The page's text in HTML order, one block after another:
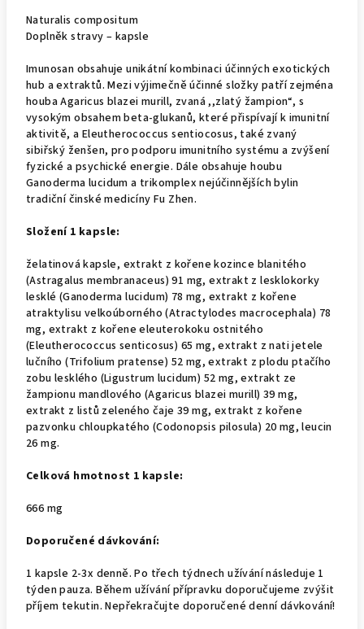
Naturalis compositum
Doplněk stravy – kapsle
Imunosan obsahuje unikátní kombinaci účinných exotických
hub a extraktů. Mezi výjimečně účinné složky patří zejména
houba Agaricus blazei murill, zvaná ,,zlatý žampion“, s
vysokým obsahem beta-glukanů, které přispívají k imunitní
aktivitě, a Eleutherococcus sentiocosus, také zvaný
sibiřský ženšen, pro podporu imunitního systému a zvýšení
fyzické a psychické energie. Dále obsahuje houbu
Ganoderma lucidum a trikomplex nejúčinnějších bylin
tradiční činské medicíny Fu Zhen.
Složení 1 kapsle:
želatinová kapsle, extrakt z kořene kozince blanitého
(Astragalus membranaceus) 91 mg, extrakt z lesklokorky
lesklé (Ganoderma lucidum) 78 mg, extrakt z kořene
atraktylisu velkoúborného (Atractylodes macrocephala) 78
mg, extrakt z kořene eleuterokoku ostnitého
(Eleutherococcus senticosus) 65 mg, extrakt z nati jetele
lučního (Trifolium pratense) 52 mg, extrakt z plodu ptačího
zobu lesklého (Ligustrum lucidum) 52 mg, extrakt ze
žampionu mandlového (Agaricus blazei murill) 39 mg,
extrakt z listů zeleného čaje 39 mg, extrakt z kořene
pazvonku chloupkatého (Codonopsis pilosula) 20 mg, leucin
26 mg.
Celková hmotnost 1 kapsle:
666 mg
Doporučené dávkování:
1 kapsle 2-3x denně. Po třech týdnech užívání následuje 1
týden pauza. Během užívání přípravku doporučujeme zvýšit
příjem tekutin. Nepřekračujte doporučené denní dávkování!